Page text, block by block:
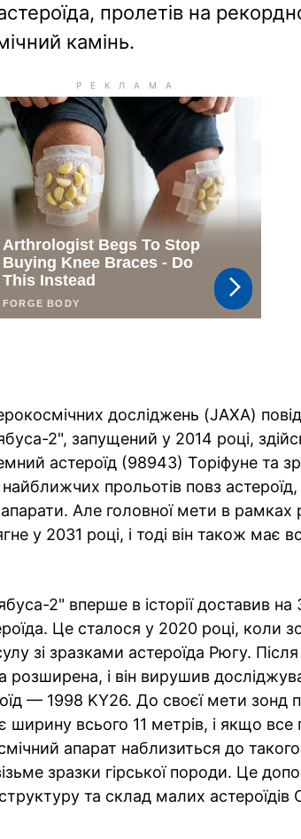
пролетів на
камінь.
досліджень (JAXA)
2", запущений у 2014 році,
астероїд (98943) Торіфуне та
найближчих прольотів повз
Але головної мети в рамках
у 2031 році, і тоді він також має
2" вперше в історії доставив
Це сталося у 2020 році, коли
зі зразками астероїда Рюгу. Після
розширена, і він вирушив
— 1998 KY26. До своєї мети зонд
ширину всього 11 метрів, і якщо все
апарат наблизиться до
зразки гірської породи. Це
та склад малих астероїдів